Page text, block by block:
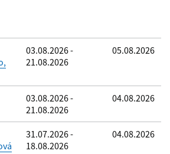
03.08.2026 -
21.08.2026
05.08.2026
03.08.2026 -
21.08.2026
04.08.2026
31.07.2026 -
18.08.2026
04.08.2026